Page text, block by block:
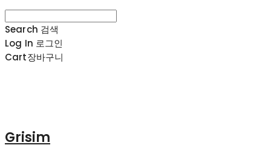
Search 검색
Log In 로그인
Cart장바구니
Grisim